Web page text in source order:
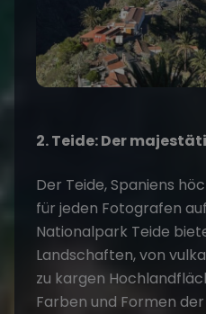
2. Teide: Der
Der Teide, Spaniens
für jeden Fotografen auf
Nationalpark Teide
Landschaften, von
zu kargen
Farben und Formen